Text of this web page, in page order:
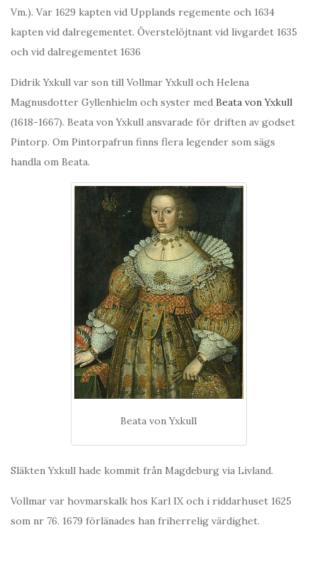
Vm.). Var 1629 kapten vid Upplands regemente och 1634
kapten vid dalregementet. Överstelöjtnant vid livgardet 1635
och vid dalregementet 1636
Didrik Yxkull var son till Vollmar Yxkull och Helena
Magnusdotter Gyllenhielm och syster med Beata von Yxkull
(1618-1667). Beata von Yxkull ansvarade för driften av godset
Pintorp. Om Pintorpafrun finns flera legender som sägs
handla om Beata.
Beata von Yxkull
Släkten Yxkull hade kommit från Magdeburg via Livland.
Vollmar var hovmarskalk hos Karl IX och i riddarhuset 1625
som nr 76. 1679 förlänades han friherrelig värdighet.